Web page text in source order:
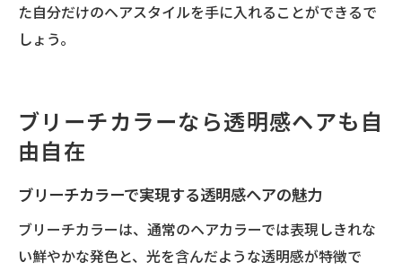
た自分だけのヘアスタイルを手に入れることができるで
しょう。
ブリーチカラーなら透明感ヘアも自
由自在
ブリーチカラーで実現する透明感ヘアの魅力
ブリーチカラーは、通常のヘアカラーでは表現しきれな
い鮮やかな発色と、光を含んだような透明感が特徴で